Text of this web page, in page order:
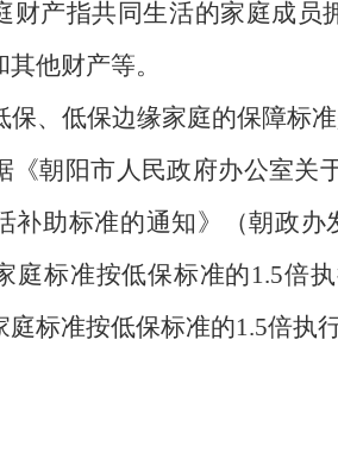
财产指共同生活的家庭成
他财产等。
保、低保边缘家庭的保障标
《朝阳市人民政府办公室关
补助标准的通知》（朝政办
庭标准按低保标准的1.5倍
庭标准按低保标准的1.5倍执